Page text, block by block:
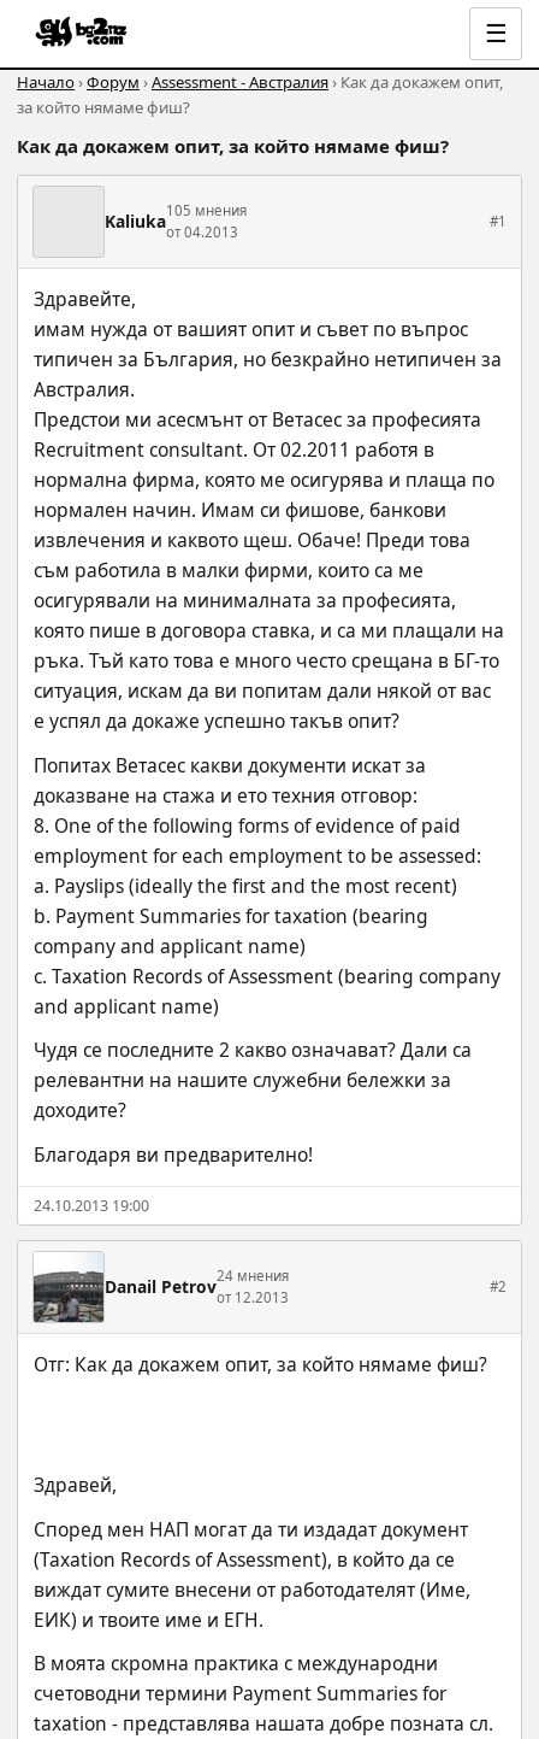
☰
Начало›Форум ›Assessment - Австралия› Как да докажем опит,
за който нямаме фиш?
Как да докажем опит, за който нямаме фиш?
Kaliuka105 мнения
от 04.2013
#1
Здравейте,
имам нужда от вашият опит и съвет по въпрос
типичен за България, но безкрайно нетипичен за
Австралия.
Предстои ми асесмънт от Ветасес за професията
Recruitment consultant. От 02.2011 работя в
нормална фирма, която ме осигурява и плаща по
нормален начин. Имам си фишове, банкови
извлечения и каквото щеш. Обаче! Преди това
съм работила в малки фирми, които са ме
осигурявали на минималната за професията,
която пише в договора ставка, и са ми плащали на
ръка. Тъй като това е много често срещана в БГ-то
ситуация, искам да ви попитам дали някой от вас
е успял да докаже успешно такъв опит?
Попитах Ветасес какви документи искат за
доказване на стажа и ето техния отговор:
8. One of the following forms of evidence of paid
employment for each employment to be assessed:
a. Payslips (ideally the first and the most recent)
b. Payment Summaries for taxation (bearing
company and applicant name)
c. Taxation Records of Assessment (bearing company
and applicant name)
Чудя се последните 2 какво означават? Дали са
релевантни на нашите служебни бележки за
доходите?
Благодаря ви предварително!
24.10.2013 19:00
Danail Petrov24 мнения
от 12.2013
#2
Здравей,
Според мен НАП могат да ти издадат документ
(Taxation Records of Assessment), в който да се
виждат сумите внесени от работодателят (Име,
ЕИК) и твоите име и ЕГН.
В моята скромна практика с международни
счетоводни термини Payment Summaries for
taxation - представлява нашата добре позната сл.